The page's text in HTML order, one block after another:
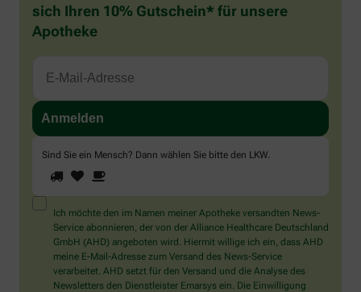
sich Ihren 10% Gutschein* für unsere
Apotheke
Sind Sie ein Mensch? Dann wählen Sie bitte den LKW
Sie
ein
Mensch?
Dann
wählen
Sie
bitte
den
1 2
Ich möchte den im Namen meiner Apotheke versandten News-
Service abonnieren, der von der Alliance Healthcare Deutschland
GmbH (AHD) angeboten wird. Hiermit willige ich ein, dass AHD
meine E-Mail-Adresse zum Versand des News-Service
verarbeitet. AHD setzt für den Versand und die Analyse des
Newsletters den Dienstleister Emarsys ein. Die Einwilligung